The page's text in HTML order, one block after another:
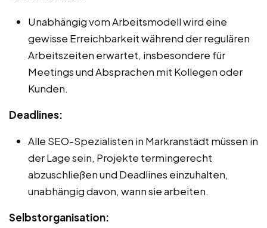
Unabhängig vom Arbeitsmodell wird eine
gewisse Erreichbarkeit während der regulären
Arbeitszeiten erwartet, insbesondere für
Meetings und Absprachen mit Kollegen oder
Kunden.
Deadlines:
Alle SEO-Spezialisten in Markranstädt müssen in
der Lage sein, Projekte termingerecht
abzuschließen und Deadlines einzuhalten,
unabhängig davon, wann sie arbeiten.
Selbstorganisation: